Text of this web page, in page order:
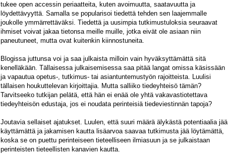
tukee open accessin periaatteita, kuten avoimuutta, saatavuutta ja
löydettävyyttä. Samalla se popularisoi tiedettä tehden sen laajemmalle
joukolle ymmärrettäväksi. Tiedettä ja uusimpia tutkimustuloksia seuraavat
ihmiset voivat jakaa tietonsa meille muille, jotka eivät ole asiaan niin
paneutuneet, mutta ovat kuitenkin kiinnostuneita.
Blogissa juttunsa voi ja saa julkaista milloin vain hyväksyttämättä sitä
kenelläkään. Tällaisessa julkaisemisessa saa pitää langat omissa käsissään
ja vapautua opetus-, tutkimus- tai asiantuntemustyön rajoitteista. Luulisi
tällaisen houkuttelevan kirjoittajia. Mutta salliiko tiedeyhteisö tämän?
Tarvitseeko tutkijan pelätä, että hän ei enää ole yhtä vakavastiotettava
tiedeyhteisön edustaja, jos ei noudata perinteisiä tiedeviestinnän tapoja?
Joutavia sellaiset ajatukset. Luulen, että suuri määrä älykästä potentiaalia jää
käyttämättä ja jakamisen kautta lisäarvoa saavaa tutkimusta jää löytämättä,
koska se on puettu perinteiseen tieteelliseen ilmiasuun ja se julkaistaan
perinteisten tieteellisten kanavien kautta.